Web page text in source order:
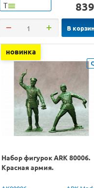
Т 839
В
новинка
Набор фигурок ARK 80006.
Красная армия.